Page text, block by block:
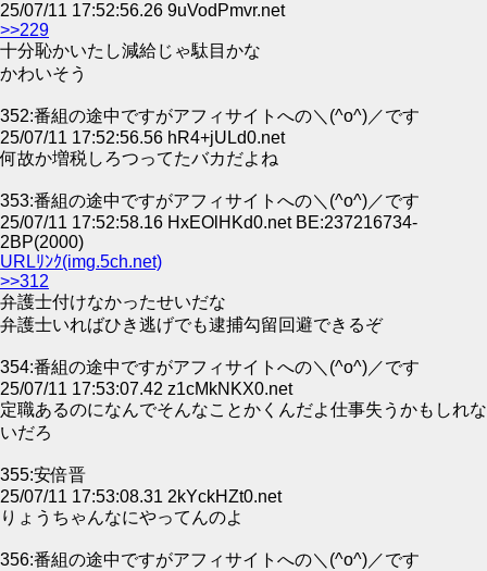
25/07/11 17:52:56.26 9uVodPmvr.net
>>229
十分恥かいたし減給じゃ駄目かな
かわいそう
352:番組の途中ですがアフィサイトへの＼(^o^)／です
25/07/11 17:52:56.56 hR4+jULd0.net
何故か増税しろつってたバカだよね
353:番組の途中ですがアフィサイトへの＼(^o^)／です
25/07/11 17:52:58.16 HxEOlHKd0.net BE:237216734-
2BP(2000)
URLﾘﾝｸ(img.5ch.net)
>>312
弁護士付けなかったせいだな
弁護士いればひき逃げでも逮捕勾留回避できるぞ
354:番組の途中ですがアフィサイトへの＼(^o^)／です
25/07/11 17:53:07.42 z1cMkNKX0.net
定職あるのになんでそんなことかくんだよ仕事失うかもしれな
いだろ
355:安倍晋
25/07/11 17:53:08.31 2kYckHZt0.net
りょうちゃんなにやってんのよ
356:番組の途中ですがアフィサイトへの＼(^o^)／です